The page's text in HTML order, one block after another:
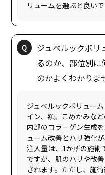
ジュベルックボリ
るのか、部位別
ジュベルックボリュー
イン、額、こめかみな
内部のコラーゲン生成
ューム改善とハリ強化が
注入量は、1か所の施術
ですが、肌のハリや改
されます。ただし、施